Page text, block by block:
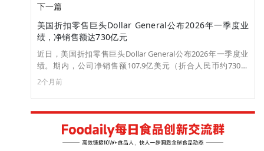
下一篇
美国折扣零售巨头Dollar General公布2026年一季度业
绩，净销售额达730亿元
近日，美国折扣零售巨头Dollar General公布2026年一季度业
绩。期内，公司净销售额107.9亿美元（折合人民币约730亿
元），同比增长3.4%；营业利润6.39亿美元，上年同期为5.76
亿美元；净利润4.44亿美元，上年同期为3.92亿美元。（来
源：新浪财经）
2个月前